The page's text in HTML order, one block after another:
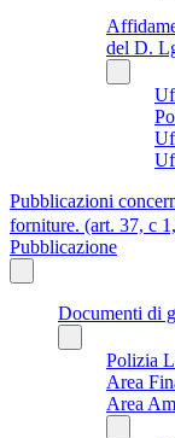
del D.
Pubblicazioni
forniture. (art. 37, c
Pubblicazione
Documenti di
Polizia
Area
Area